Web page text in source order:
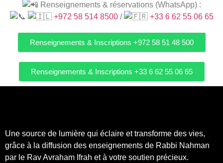
Renseignements & réservations (WhatsApp) :
+972 58 514 8500/ +33 6 62 55 06 65
Renseignements & Inscriptions +972 58 51 48 500
Renseignements & Inscriptions +33 6 62 55 06 65
Une source de lumière qui éclaire et transforme des vies,
grâce à la diffusion des enseignements de Rabbi Nahman
par le Rav Avraham Ifrah et à votre soutien précieux.